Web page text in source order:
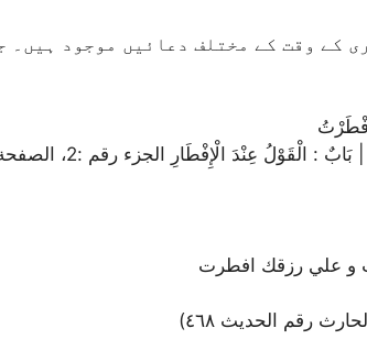
کے وقت کے مختلف دعائیں موجود ہیں۔
و علي رزقك افطرت